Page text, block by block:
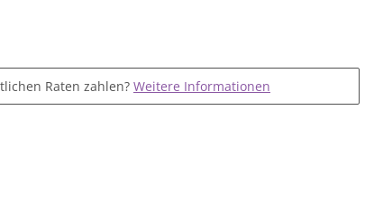
Raten zahlen? Weitere Informationen